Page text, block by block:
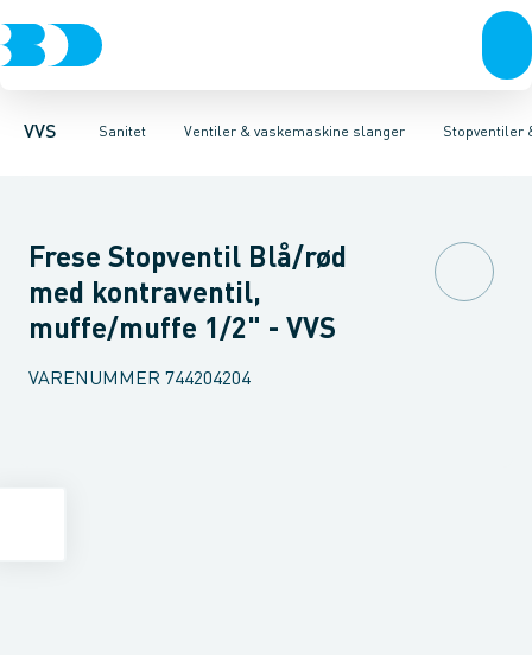
VVS Sanitet
Rør & fittingsPressfittings & rørKuglehaner & ventilerAfløb
Ventiler & vaskemaskine slanger
Toiletter, sæder og cisternerVaskeArmaturerBrusereStopventiler
Servanteventiler Stopventiler & kuglehanerAftapventiler &
Frese Stopventil Blå/rød
med kontraventil,
muffe/muffe 1/2" - VVS
VARENUMMER 744204204